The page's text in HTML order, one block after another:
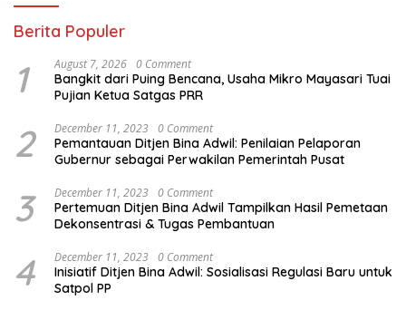
Berita Populer
1 August 7, 2026 0 Comment
Bangkit dari Puing Bencana, Usaha Mikro Mayasari Tuai
Pujian Ketua Satgas PRR
2 December 11, 2023 0 Comment
Pemantauan Ditjen Bina Adwil: Penilaian Pelaporan
Gubernur sebagai Perwakilan Pemerintah Pusat
3 December 11, 2023 0 Comment
Pertemuan Ditjen Bina Adwil Tampilkan Hasil Pemetaan
Dekonsentrasi & Tugas Pembantuan
4 December 11, 2023 0 Comment
Inisiatif Ditjen Bina Adwil: Sosialisasi Regulasi Baru untuk
Satpol PP